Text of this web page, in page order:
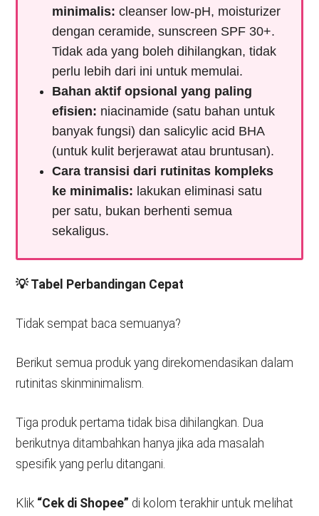
minimalis: cleanser low-pH, moisturizer
dengan ceramide, sunscreen SPF 30+.
Tidak ada yang boleh dihilangkan, tidak
perlu lebih dari ini untuk memulai.
Bahan aktif opsional yang paling
efisien: niacinamide (satu bahan untuk
banyak fungsi) dan salicylic acid BHA
(untuk kulit berjerawat atau bruntusan).
Cara transisi dari rutinitas kompleks
ke minimalis: lakukan eliminasi satu
per satu, bukan berhenti semua
sekaligus.
💡 Tabel Perbandingan Cepat
Tidak sempat baca semuanya?
Berikut semua produk yang direkomendasikan dalam
rutinitas skinminimalism.
Tiga produk pertama tidak bisa dihilangkan. Dua
berikutnya ditambahkan hanya jika ada masalah
spesifik yang perlu ditangani.
Klik “Cek di Shopee” di kolom terakhir untuk melihat